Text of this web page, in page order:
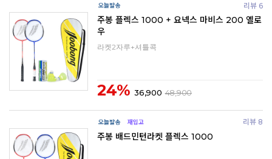
리뷰 6
주봉 플렉스 1000 + 요넥스 마비스 200 옐로
우
라켓2자루+셔틀콕
24% 36,900 48,900
리뷰 8
주봉 배드민턴라켓 플렉스 1000